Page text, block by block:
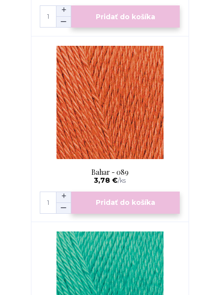
Pridať do košíka
Bahar - 089
3,78 €/ks
Pridať do košíka